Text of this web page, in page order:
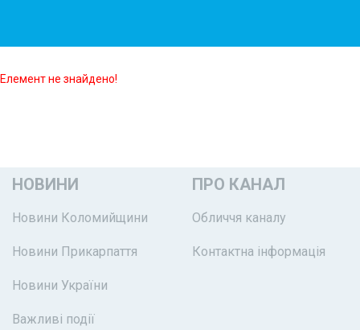
Елемент не знайдено!
НОВИНИ
Новини Коломийщини
Новини Прикарпаття
Новини України
Важливі події
ПРО КАНАЛ
Обличчя каналу
Контактна інформація